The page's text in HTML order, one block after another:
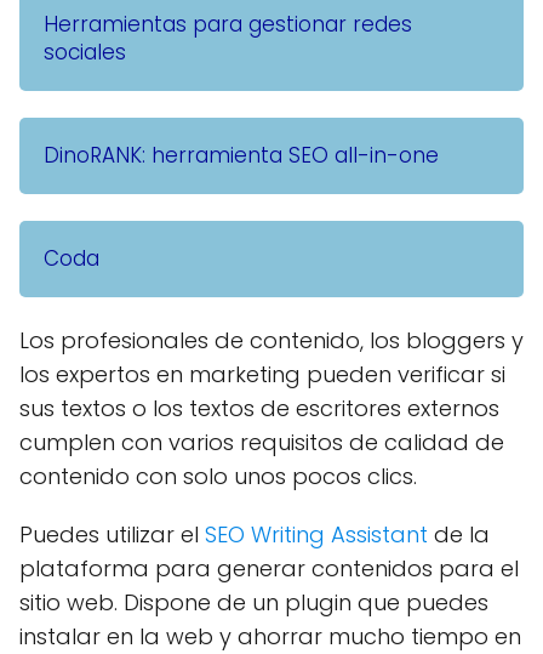
Herramientas para gestionar redes
sociales
DinoRANK: herramienta SEO all-in-one
Coda
Los profesionales de contenido, los bloggers y
los expertos en marketing pueden verificar si
sus textos o los textos de escritores externos
cumplen con varios requisitos de calidad de
contenido con solo unos pocos clics.
Puedes utilizar el SEO Writing Assistant de la
plataforma para generar contenidos para el
sitio web. Dispone de un plugin que puedes
instalar en la web y ahorrar mucho tiempo en